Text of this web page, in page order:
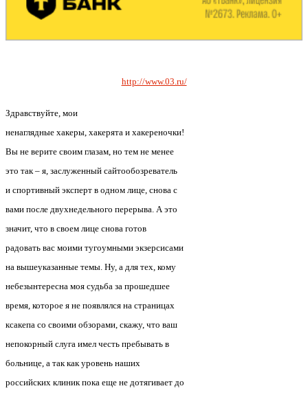
http://www.03.ru/
Здравствуйте, мои
ненаглядные хакеры, хакерята и хакереночки!
Вы не верите своим глазам, но тем не менее
это так – я, заслуженный сайтообозреватель
и спортивный эксперт в одном лице, снова с
вами после двухнедельного перерыва. А это
значит, что в своем лице снова готов
радовать вас моими тугоумными экзерсисами
на вышеуказанные темы. Ну, а для тех, кому
небезынтересна моя судьба за прошедшее
время, которое я не появлялся на страницах
ксакепа со своими обзорами, скажу, что ваш
непокорный слуга имел честь пребывать в
больнице, а так как уровень наших
российских клиник пока еще не дотягивает до